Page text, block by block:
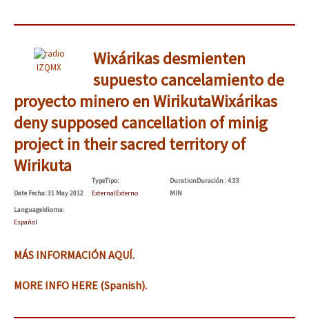
IZQMX
Wixárikas desmienten
supuesto cancelamiento de
proyecto minero en WirikutaWixárikas
deny supposed cancellation of minig
project in their sacred territory of
Wirikuta
DateFecha: 31 May 2012
TypeTipo:
ExternalExterno
DurationDuración: 4:33
MIN
LanguageIdioma:
Español
MÁS INFORMACIÓN AQUÍ.
MORE INFO HERE (Spanish).